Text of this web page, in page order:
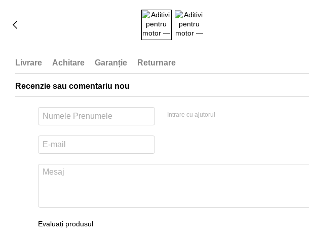
Livrare Achitare Garanție Returnare
Recenzie sau comentariu nou
Intrare cu ajutorul
Evaluați produsul